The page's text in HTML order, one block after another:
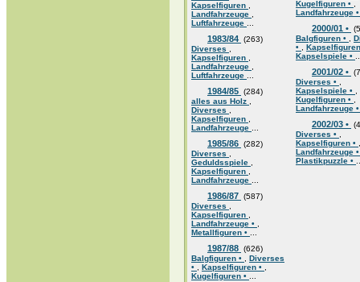
Kapselfiguren
Landfahrzeuge
Luftfahrzeuge
1983/84 (263)
Diverses
Kapselfiguren
Landfahrzeuge
Luftfahrzeuge
1984/85 (284)
alles aus Holz
Diverses
Kapselfiguren
Landfahrzeuge
1985/86 (282)
Diverses
Geduldsspiele
Kapselfiguren
Landfahrzeuge
1986/87 (587)
Diverses
Kapselfiguren
Landfahrzeuge •
Metallfiguren •
1987/88 (626)
Balgfiguren •
Diverses
•
Kapselfiguren •
Kugelfiguren •
Kugelfiguren •
Landfahrzeuge
2000/01 •
Balgfiguren •
•
Kapselspiele •
2001/02 •
Diverses •
Kapselspiele •
Kugelfiguren •
Landfahrzeuge
2002/03 •
Diverses •
Kapselfiguren •
Landfahrzeuge
Plastikpuzzle •